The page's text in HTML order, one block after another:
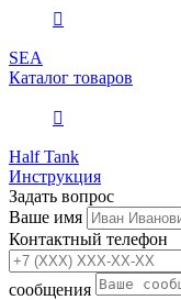
SEA
Каталог товаров
Half Tank
Инструкция
Задать вопрос
Ваше имя
Контактный телефон
сообщения